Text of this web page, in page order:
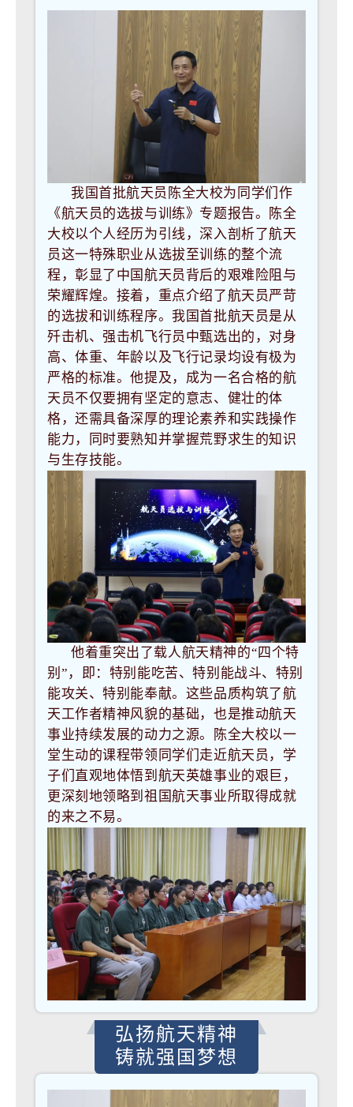
我国首批航天员陈全大校为同学们作
《航天员的选拔与训练》专题报告。陈全
大校以个人经历为引线，深入剖析了航天
员这一特殊职业从选拔至训练的整个流
程，彰显了中国航天员背后的艰难险阻与
荣耀辉煌。接着，重点介绍了航天员严苛
的选拔和训练程序。我国首批航天员是从
歼击机、强击机飞行员中甄选出的，对身
高、体重、年龄以及飞行记录均设有极为
严格的标准。他提及，成为一名合格的航
天员不仅要拥有坚定的意志、健壮的体
格，还需具备深厚的理论素养和实践操作
能力，同时要熟知并掌握荒野求生的知识
与生存技能。
他着重突出了载人航天精神的“四个特
别”，即：特别能吃苦、特别能战斗、特别
能攻关、特别能奉献。这些品质构筑了航
天工作者精神风貌的基础，也是推动航天
事业持续发展的动力之源。陈全大校以一
堂生动的课程带领同学们走近航天员，学
子们 直观地体悟到航天英雄事业的艰巨，
更深刻地领略到祖国航天事业所取得成就
的来之不易。
弘扬航天精神
铸就强国梦想